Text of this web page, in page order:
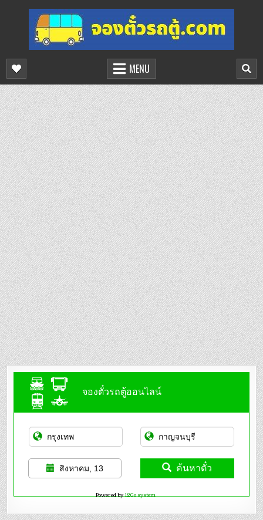
content
จองตั๋วรถตู้ออนไลน์
บริการจองตั๋วรถตู้ออนไลน์
MENU
จองตั๋วรถตู้ออนไลน์
สิงหาคม, 13 ค้นหาตั๋ว
Powered by12Go system